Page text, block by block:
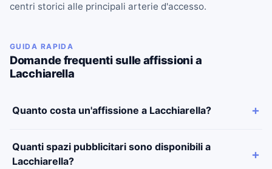
centri storici alle principali arterie d'accesso.
GUIDA RAPIDA
Domande frequenti sulle affissioni a
Lacchiarella
Quanto costa un'affissione a Lacchiarella?
Quanti spazi pubblicitari sono disponibili a
Lacchiarella?